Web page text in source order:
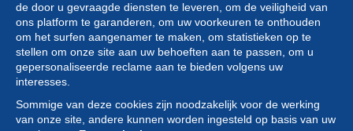
de door u gevraagde diensten te leveren, om de veiligheid van
ons platform te garanderen, om uw voorkeuren te onthouden
om het surfen aangenamer te maken, om statistieken op te
stellen om onze site aan uw behoeften aan te passen, om u
gepersonaliseerde reclame aan te bieden volgens uw
interesses.
Sommige van deze cookies zijn noodzakelijk voor de werking
van onze site, andere kunnen worden ingesteld op basis van uw
Collectie
Nieuws